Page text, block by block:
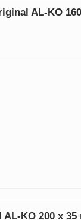
AL-KO
KO 200 x 35